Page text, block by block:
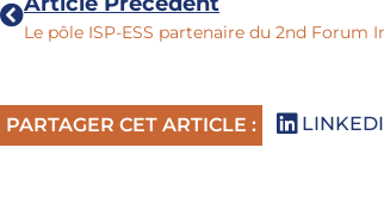
Le pôle ISP-ESS partenaire du 2nd Forum
PARTAGER CET ARTICLE :